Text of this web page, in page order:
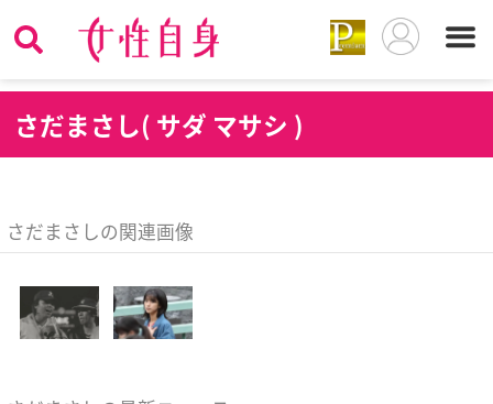
さだまさし( サダ マサシ )
さだまさしの関連画像